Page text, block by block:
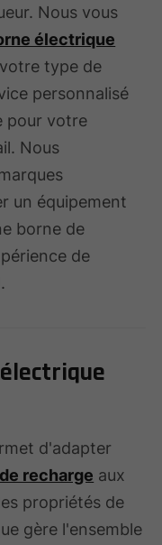
Nous vous
électrique
type de
personnalisé
pour votre
Nous
un équipement
borne de
de
d'adapter
recharge aux
propriétés de
gère l'ensemble